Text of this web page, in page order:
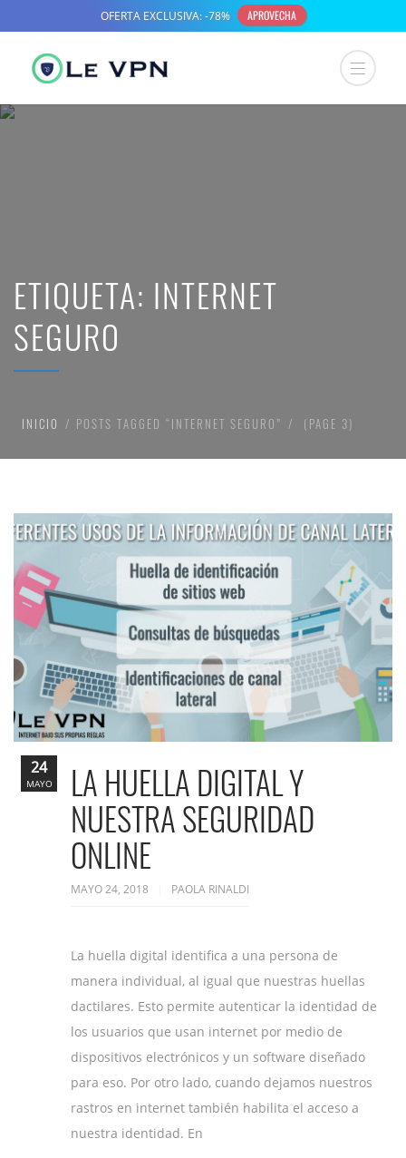
ETIQUETA: INTERNET
SEGURO
INICIO POSTS TAGGED “INTERNET SEGURO” (PAGE 3)
LA HUELLA DIGITAL Y
NUESTRA SEGURIDAD
ONLINE
MAYO 24, 2018 PAOLA RINALDI
La huella digital identifica a una persona de
manera individual, al igual que nuestras huellas
dactilares. Esto permite autenticar la identidad de
los usuarios que usan internet por medio de
dispositivos electrónicos y un software diseñado
para eso. Por otro lado, cuando dejamos nuestros
rastros en internet también habilita el acceso a
nuestra identidad. En
24
MAYO